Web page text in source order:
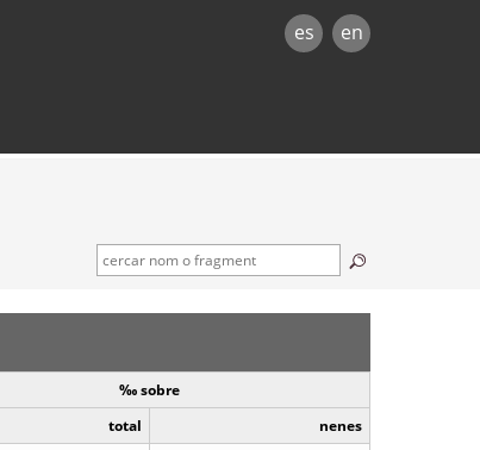
es en
‰ sobre
total
nenes